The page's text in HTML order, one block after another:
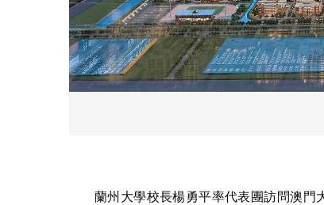
蘭州大學校長楊勇平率代表團訪問澳門